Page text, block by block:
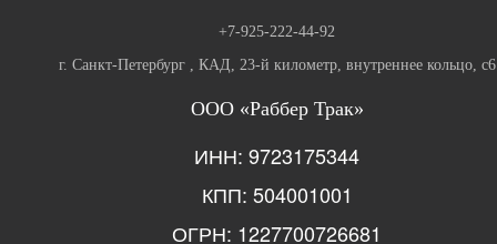
+7-925-222-44-92
г. Санкт-Петербург , КАД, 23-й километр, внутреннее кольцо, с6
ООО «Раббер Трак»
ИНН: 9723175344
КПП: 504001001
ОГРН: 1227700726681